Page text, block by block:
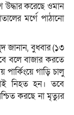
করেছে ওমান
মর্গে পাঠানো
জানান, বুধবার (১৩
বলে বাজার করতে
গাড়ি চালু
নিহত হন। তবে
করছে না মৃত্যুর